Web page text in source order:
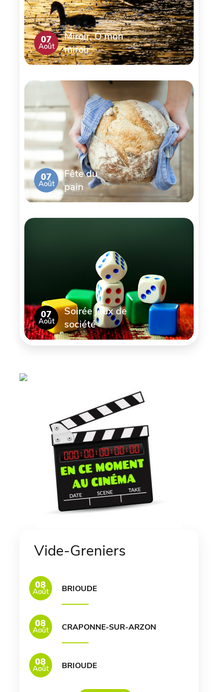
07
Août
Miroir, Ô mon
miroir
07
Août
Fête du
pain
07
Août
Soirée jeux de
société
Vide-Greniers
08
Août BRIOUDE
08
Août CRAPONNE-SUR-ARZON
08
Août BRIOUDE